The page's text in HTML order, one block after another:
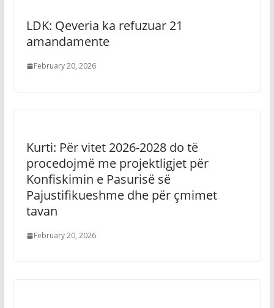
LDK: Qeveria ka refuzuar 21
amandamente
February 20, 2026
Kurti: Për vitet 2026-2028 do të
procedojmë me projektligjet për
Konfiskimin e Pasurisë së
Pajustifikueshme dhe për çmimet
tavan
February 20, 2026